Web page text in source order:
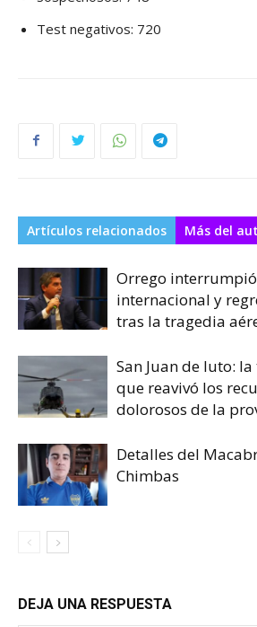
Test negativos: 720
Artículos relacionados Más del
Orrego
internacional y
tras la tragedia
San Juan de luto:
que reavivó los
dolorosos de la
Detalles del
Chimbas
DEJA UNA RESPUESTA